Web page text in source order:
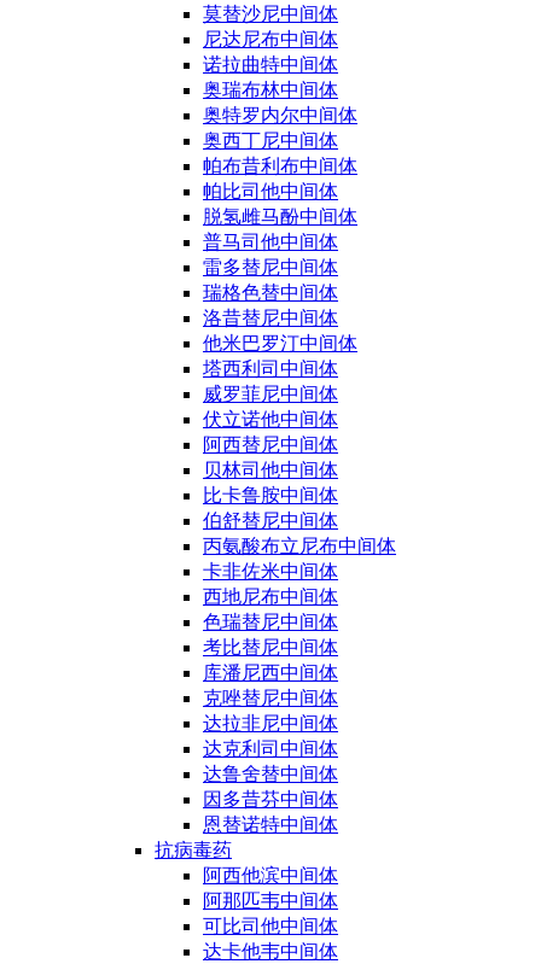
莫替沙尼中间体
尼达尼布中间体
诺拉曲特中间体
奥瑞布林中间体
奥特罗内尔中间体
奥西丁尼中间体
帕布昔利布中间体
帕比司他中间体
脱氢雌马酚中间体
普马司他中间体
雷多替尼中间体
瑞格色替中间体
洛昔替尼中间体
他米巴罗汀中间体
塔西利司中间体
威罗菲尼中间体
伏立诺他中间体
阿西替尼中间体
贝林司他中间体
比卡鲁胺中间体
伯舒替尼中间体
丙氨酸布立尼布中间体
卡非佐米中间体
西地尼布中间体
色瑞替尼中间体
考比替尼中间体
库潘尼西中间体
克唑替尼中间体
达拉非尼中间体
达克利司中间体
达鲁舍替中间体
因多昔芬中间体
恩替诺特中间体
抗病毒药
阿西他滨中间体
阿那匹韦中间体
可比司他中间体
达卡他韦中间体